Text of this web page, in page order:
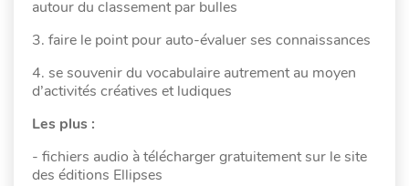
autour du classement par bulles
3. faire le point pour auto-évaluer ses connaissances
4. se souvenir du vocabulaire autrement au moyen
d’activités créatives et ludiques
Les plus :
- fichiers audio à télécharger gratuitement sur le site
des éditions Ellipses